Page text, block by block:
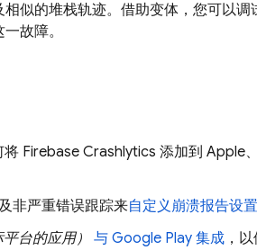
相似的堆栈轨迹。借助变体，您可以
故障。
将 Firebase Crashlytics 添加到 Apple
非严重错误跟踪来自定义崩溃报告设置
台的应用）
与 Google Play 集成 ，